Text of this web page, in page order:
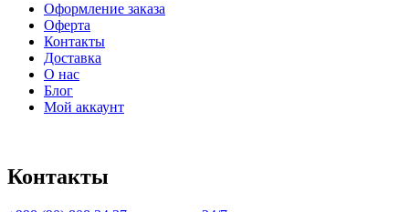
Оформление заказа
Оферта
Контакты
Доставка
О нас
Блог
Мой аккаунт
Контакты